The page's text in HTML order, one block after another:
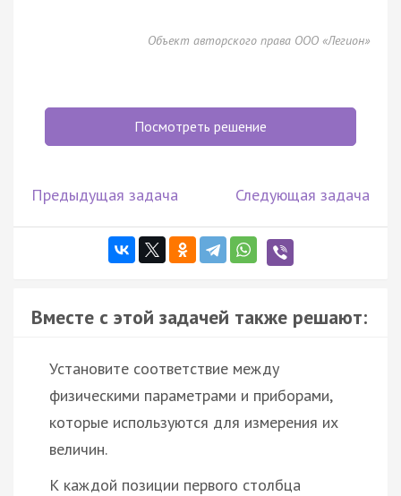
Объект авторского права ООО «Легион»
Посмотреть решение
Предыдущая задача Следующая задача
Вместе с этой задачей также решают:
Установите соответствие между
физическими параметрами и приборами,
которые используются для измерения их
величин.
К каждой позиции первого столбца